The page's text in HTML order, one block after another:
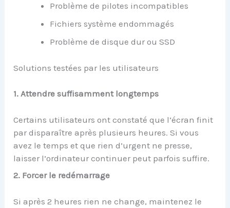
Problème de pilotes incompatibles
Fichiers système endommagés
Problème de disque dur ou SSD
Solutions testées par les utilisateurs
1. Attendre suffisamment longtemps
Certains utilisateurs ont constaté que l’écran finit
par disparaître après plusieurs heures. Si vous
avez le temps et que rien d’urgent ne presse,
laisser l’ordinateur continuer peut parfois suffire.
2. Forcer le redémarrage
Si après 2 heures rien ne change, maintenez le